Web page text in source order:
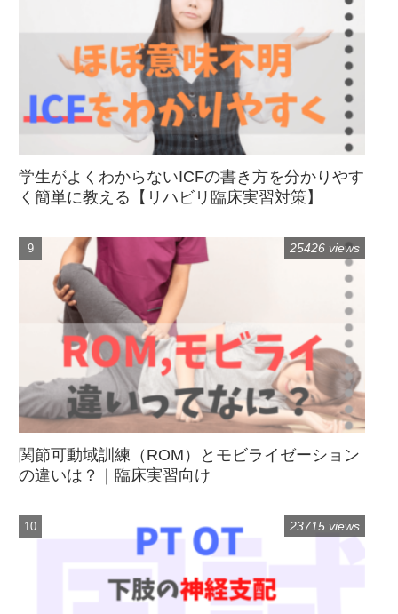
学生がよくわからないICFの書き方を分かりやす
く簡単に教える【リハビリ臨床実習対策】
関節可動域訓練（ROM）とモビライゼーション
の違いは？｜臨床実習向け
25426 views
23715 views